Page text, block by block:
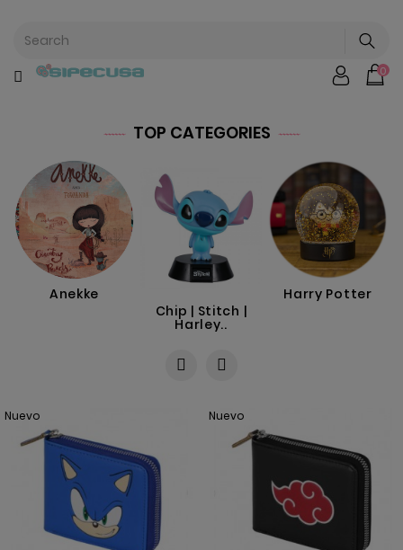
Mochilas
Chip |
Stitch |
Harley..
Harry
Potter
Bebe
Anekke
Categorias
0
TOP CATEGORIES
Anekke
Chip | Stitch |
Harley..
Harry Potter
Nuevo Nuevo